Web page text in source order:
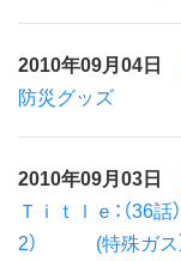
2010年09月04日
防災グッズ
2010年09月03日
Ｔｉｔｌｅ：（36
2） (特殊ガス